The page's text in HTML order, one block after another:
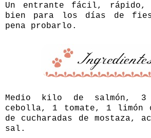
Un entrante fácil, rápido,
bien para los días de
pena probarlo.
Medio kilo de salmón, 3
cebolla, 1 tomate, 1 limón
de cucharadas de mostaza,
sal.